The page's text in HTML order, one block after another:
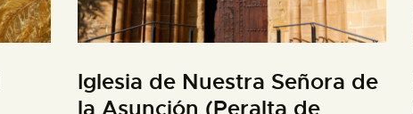
Iglesia de Nuestra Señora de
la Asunción (Peralta de